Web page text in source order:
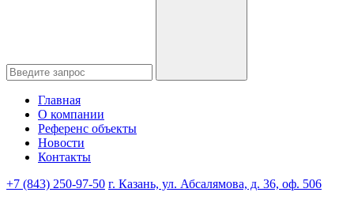
Главная
О компании
Референс объекты
Новости
Контакты
+7 (843) 250-97-50 г. Казань, ул. Абсалямова, д. 36, оф. 506